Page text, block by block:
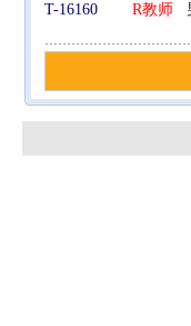
T-16160 R教师